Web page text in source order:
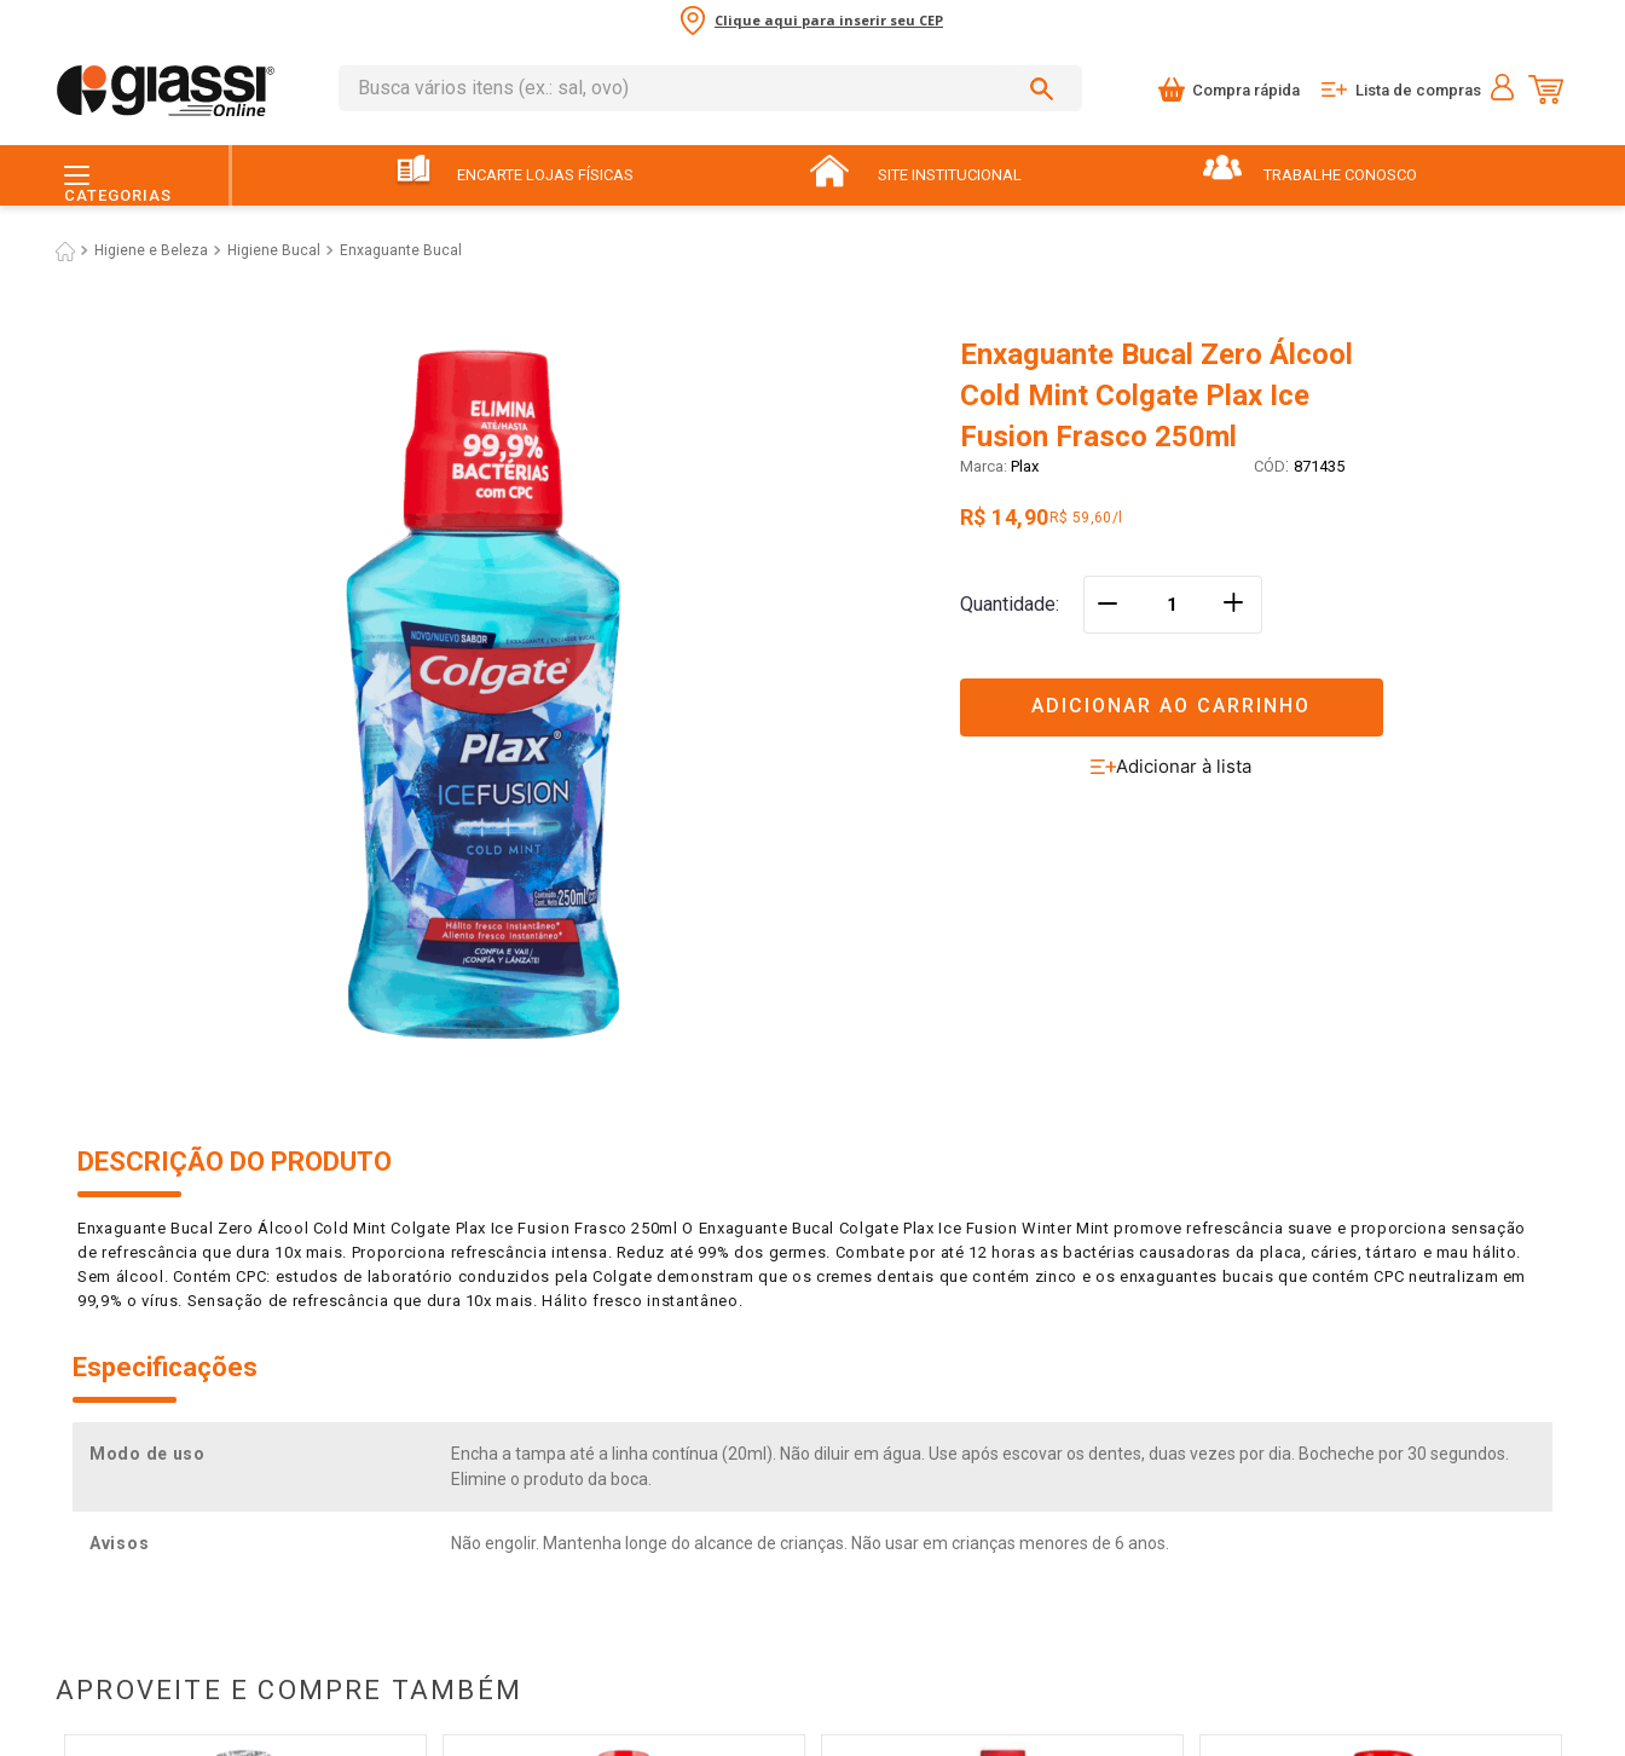
Clique aqui para inserir seu CEP
Busca vários itens (ex.: sal, ovo)
Compra rápida Lista de compras
CATEGORIAS
ENCARTE LOJAS FÍSICAS SITE INSTITUCIONAL TRABALHE CONOSCO
Higiene e Beleza Higiene Bucal Enxaguante Bucal
Enxaguante Bucal Zero Álcool
Cold Mint Colgate Plax Ice
Fusion Frasco 250ml
Plax : 871435
R$ 14,90R$ 59,60/l
Quantidade ＋
ADICIONAR AO CARRINHO
DESCRIÇÃO DO PRODUTO
Enxaguante Bucal Zero Álcool Cold Mint Colgate Plax Ice Fusion Frasco 250ml O Enxaguante Bucal Colgate Plax Ice Fusion Winter Mint promove refrescância suave e proporciona sensação
de refrescância que dura 10x mais. Proporciona refrescância intensa. Reduz até 99% dos germes. Combate por até 12 horas as bactérias causadoras da placa, cáries, tártaro e mau hálito.
Sem álcool. Contém CPC: estudos de laboratório conduzidos pela Colgate demonstram que os cremes dentais que contém zinco e os enxaguantes bucais que contém CPC neutralizam em
99,9% o vírus. Sensação de refrescância que dura 10x mais. Hálito fresco instantâneo.
Especificações
Modo de uso
Encha a tampa até a linha contínua (20ml). Não diluir em água. Use após escovar os dentes, duas vezes por dia. Bocheche por 30 segundos.
Elimine o produto da boca.
Avisos Não engolir. Mantenha longe do alcance de crianças. Não usar em crianças menores de 6 anos.
APROVEITE E COMPRE TAMBÉM
café
3º queijo
macarrão
arroz
pão
ovo
10º iogurte